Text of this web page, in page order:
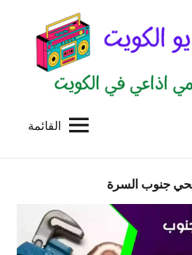
القائمة
جنوب السرة